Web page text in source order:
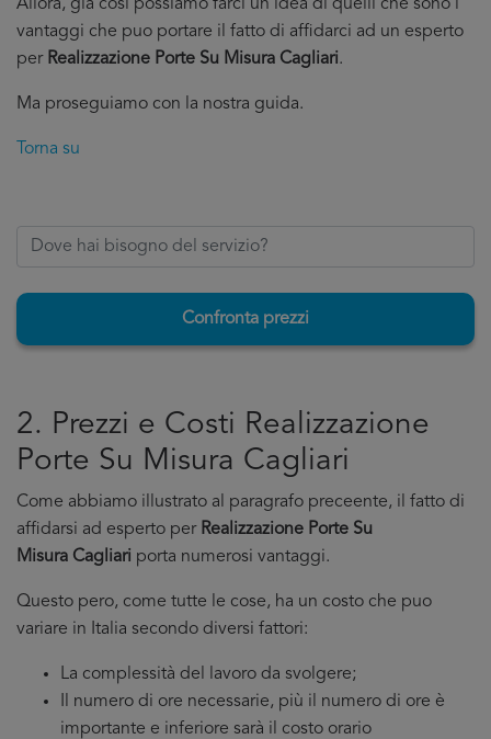
Allora, già cosi possiamo farci un’idea di quelli che sono i
vantaggi che puo portare il fatto di affidarci ad un esperto
per Realizzazione Porte Su Misura Cagliari.
Ma proseguiamo con la nostra guida.
Torna su
Confronta prezzi
2. Prezzi e Costi Realizzazione
Porte Su Misura Cagliari
Come abbiamo illustrato al paragrafo preceente, il fatto di
affidarsi ad esperto per Realizzazione Porte Su
Misura Cagliari porta numerosi vantaggi.
Questo pero, come tutte le cose, ha un costo che puo
variare in Italia secondo diversi fattori:
La complessità del lavoro da svolgere;
Il numero di ore necessarie, più il numero di ore è
importante e inferiore sarà il costo orario